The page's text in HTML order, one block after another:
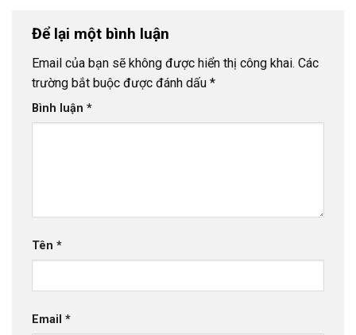
Để lại một bình luận
Email của bạn sẽ không được hiển thị công khai. Các
trường bắt buộc được đánh dấu *
Bình luận *
Tên *
Email *